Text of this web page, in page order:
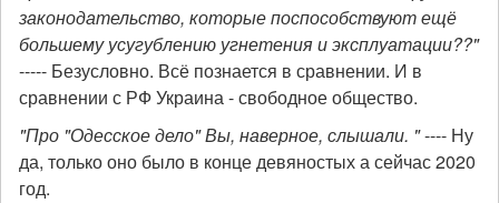
законодательство, которые поспособствуют ещё
большему усугублению угнетения и эксплуатации??"
----- Безусловно. Всё познается в сравнении. И в
сравнении с РФ Украина - свободное общество.
"Про "Одесское дело" Вы, наверное, слышали. "---- Ну
да, только оно было в конце девяностых а сейчас 2020
год.